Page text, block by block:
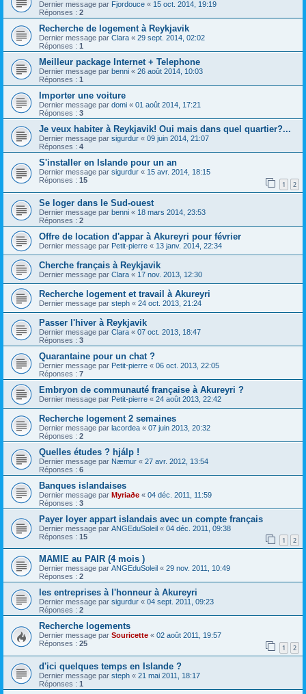
Dernier message par Fjordouce « 15 oct. 2014, 19:19
Réponses : 2
Recherche de logement à Reykjavik
Dernier message par Clara « 29 sept. 2014, 02:02
Réponses : 1
Meilleur package Internet + Telephone
Dernier message par benni « 26 août 2014, 10:03
Réponses : 1
Importer une voiture
Dernier message par domi « 01 août 2014, 17:21
Réponses : 3
Je veux habiter à Reykjavik! Oui mais dans quel quartier?...
Dernier message par sigurdur « 09 juin 2014, 21:07
Réponses : 4
S'installer en Islande pour un an
Dernier message par sigurdur « 15 avr. 2014, 18:15
Réponses : 15 1 2
Se loger dans le Sud-ouest
Dernier message par benni « 18 mars 2014, 23:53
Réponses : 2
Offre de location d'appar à Akureyri pour février
Dernier message par Petit-pierre « 13 janv. 2014, 22:34
Cherche français à Reykjavik
Dernier message par Clara « 17 nov. 2013, 12:30
Recherche logement et travail à Akureyri
Dernier message par steph « 24 oct. 2013, 21:24
Passer l'hiver à Reykjavik
Dernier message par Clara « 07 oct. 2013, 18:47
Réponses : 3
Quarantaine pour un chat ?
Dernier message par Petit-pierre « 06 oct. 2013, 22:05
Réponses : 7
Embryon de communauté française à Akureyri ?
Dernier message par Petit-pierre « 24 août 2013, 22:42
Recherche logement 2 semaines
Dernier message par lacordea « 07 juin 2013, 20:32
Réponses : 2
Quelles études ? hjálp !
Dernier message par Næmur « 27 avr. 2012, 13:54
Réponses : 6
Banques islandaises
Dernier message par Myriaðe « 04 déc. 2011, 11:59
Réponses : 3
Payer loyer appart islandais avec un compte français
Dernier message par ANGEduSoleil « 04 déc. 2011, 09:38
Réponses : 15 1 2
MAMIE au PAIR (4 mois )
Dernier message par ANGEduSoleil « 29 nov. 2011, 10:49
Réponses : 2
les entreprises à l'honneur à Akureyri
Dernier message par sigurdur « 04 sept. 2011, 09:23
Réponses : 2
Recherche logements
Dernier message par Souricette « 02 août 2011, 19:57
Réponses : 25 1 2
d'ici quelques temps en Islande ?
Dernier message par steph « 21 mai 2011, 18:17
Réponses : 1